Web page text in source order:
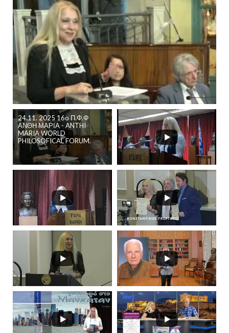
24.11. 2025 16o Π.Φ.Φ
ΑΝΘΗ ΜΑΡΙΑ - ANTHI
MARIA WORLD
PHILOSOFICAL FORUM.